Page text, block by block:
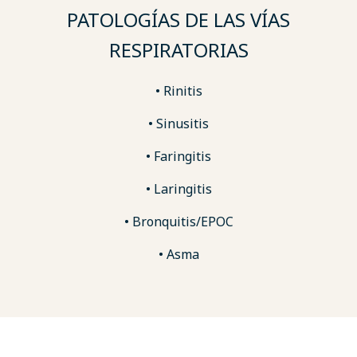
PATOLOGÍAS DE LAS VÍAS
RESPIRATORIAS
• Rinitis
• Sinusitis
• Faringitis
• Laringitis
• Bronquitis/EPOC
• Asma